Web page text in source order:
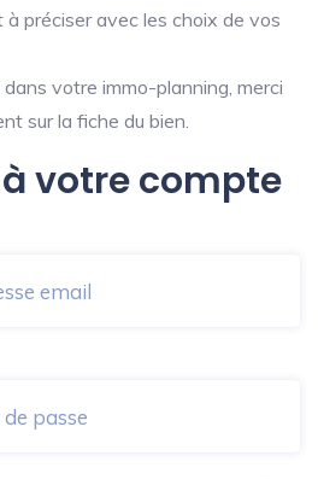
préciser avec les choix de vos
votre immo-planning, merci
sur la fiche du bien.
votre compte